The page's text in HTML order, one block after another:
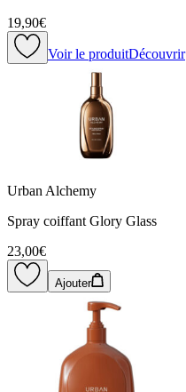
19,90€
Voir le produitDécouvrir
Urban Alchemy
Spray coiffant Glory Glass
23,00€
Ajouter